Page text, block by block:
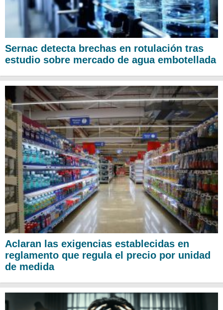
Sernac detecta brechas en rotulación tras
estudio sobre mercado de agua embotellada
Aclaran las exigencias establecidas en
reglamento que regula el precio por unidad
de medida